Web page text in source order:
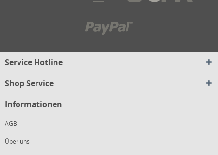
Service Hotline
Shop Service
Informationen
AGB
Über uns